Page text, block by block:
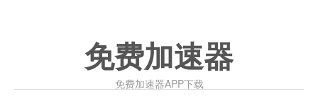
免费加速器
免费加速器APP下载